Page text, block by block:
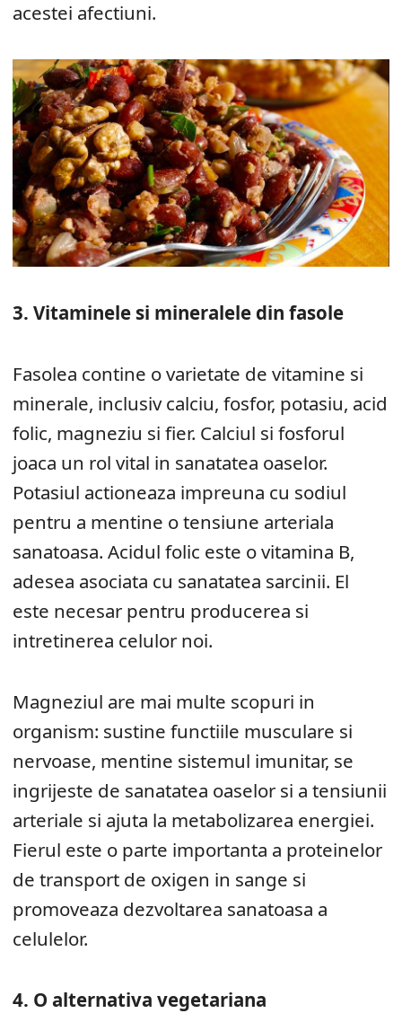
acestei afectiuni.
3. Vitaminele si mineralele din fasole
Fasolea contine o varietate de vitamine si
minerale, inclusiv calciu, fosfor, potasiu, acid
folic, magneziu si fier. Calciul si fosforul
joaca un rol vital in sanatatea oaselor.
Potasiul actioneaza impreuna cu sodiul
pentru a mentine o tensiune arteriala
sanatoasa. Acidul folic este o vitamina B,
adesea asociata cu sanatatea sarcinii. El
este necesar pentru producerea si
intretinerea celulor noi.
Magneziul are mai multe scopuri in
organism: sustine functiile musculare si
nervoase, mentine sistemul imunitar, se
ingrijeste de sanatatea oaselor si a tensiunii
arteriale si ajuta la metabolizarea energiei.
Fierul este o parte importanta a proteinelor
de transport de oxigen in sange si
promoveaza dezvoltarea sanatoasa a
celulelor.
4. O alternativa vegetariana